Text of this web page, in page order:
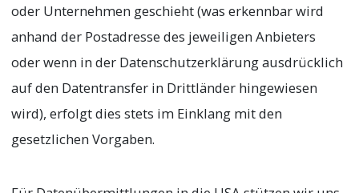
oder Unternehmen geschieht (was erkennbar wird
anhand der Postadresse des jeweiligen Anbieters
oder wenn in der Datenschutzerklärung ausdrücklich
auf den Datentransfer in Drittländer hingewiesen
wird), erfolgt dies stets im Einklang mit den
gesetzlichen Vorgaben.